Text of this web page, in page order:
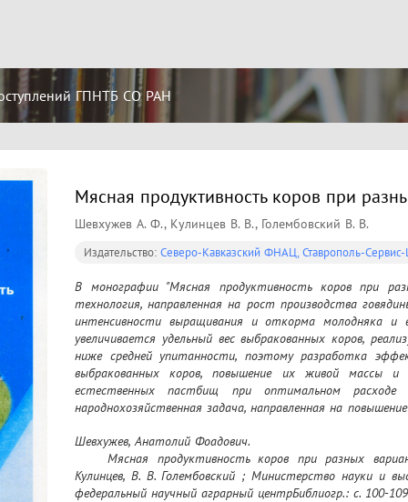
ГПНТБ СО РАН
Мясная продуктивность коров при
Шевхужев А. Ф., Кулинцев В. В., Голембовский В. В.
Издательство: Северо-Кавказский ФНАЦ, Ставрополь-
В монографии "Мясная продуктивность коров при
технология, направленная на рост производства
интенсивности выращивания и откорма молодняка и
увеличивается удельный вес выбракованных коров,
ниже средней упитанности, поэтому разработка
выбракованных коров, повышение их живой массы и
естественных пастбищ при оптимальном расходе
народнохозяйственная задача, направленная на
аспирантами, научными работниками и специалистами
Шевхужев, Анатолий Фоадович.
	Мясная продуктивность коров при разных вариантах откорма / А. Ф. Шевхужев, В. В.
Кулинцев, В. В. Голембовский ; Министерство науки и
федеральный научный аграрный центрБиблиогр.: с. 100-